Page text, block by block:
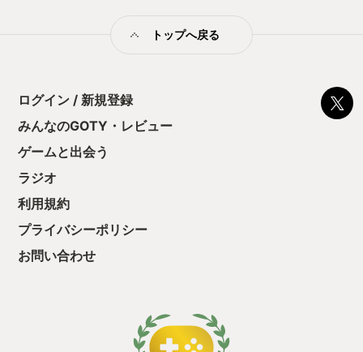
ラの的確な行動が分かってるメンバーが集まると作業感が強く
トップへ戻る
ログイン / 新規登録
みんなのGOTY・レビュー
ゲームと出会う
ラジオ
利用規約
プライバシーポリシー
お問い合わせ